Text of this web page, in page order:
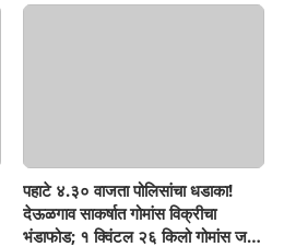
पहाटे ४.३० वाजता पोलिसांचा धडाका!
देऊळगाव साकर्षात गोमांस विक्रीचा
भंडाफोड; १ क्विंटल २६ किलो गोमांस जप्त,